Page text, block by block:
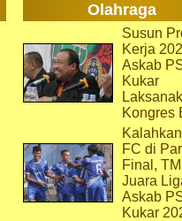
Olahraga
Susun
Kerja
Askab
Kukar
Kongres
FC di
Final,
Juara
Askab
Kukar